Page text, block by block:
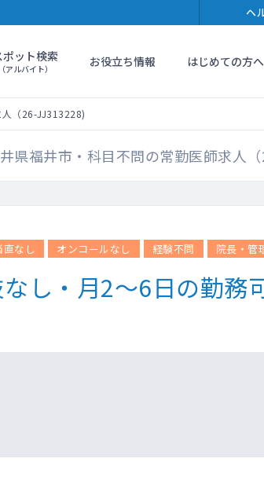
ヘ
ポット検索
（アルバイト） お役立ち情報 はじめての方へ
（26-JJ313228)
県福井市・科目不問の常勤医師求人（
直なし オンコールなし 経験不問 院長・管
し・月2～6日の勤務